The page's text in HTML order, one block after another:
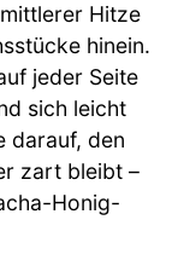
Hitze
hinein.
jeder Seite
sich leicht
darauf, den
zart bleibt –
Honig-